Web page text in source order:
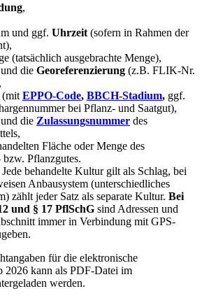
,
und ggf. Uhrzeit (sofern in Rahmen der
(tatsächlich ausgebrachte Menge),
die Georeferenzierung (z.B. FLIK-Nr.
(mit EPPO-Code, BBCH-Stadium, ggf.
bei Pflanz- und Saatgut),
die Zulassungsnummer des
Fläche oder Menge des
bzw. Pflanzgutes.
Jede behandelte Kultur gilt als Schlag, bei
Anbausystem (unterschiedliches
zählt jeder Satz als separate Kultur. Bei
und § 17 PflSchG sind Adressen und
immer in Verbindung mit GPS-
für die elektronische
2026 kann als PDF-Datei im
werden.